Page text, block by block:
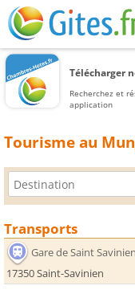
Télécharger
Recherchez et
application
Tourisme au
Transports
Gare de Saint
17350 Saint-Savinien